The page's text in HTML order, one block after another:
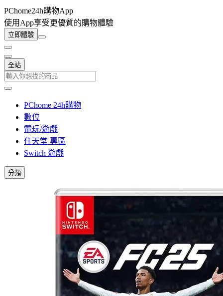
PChome24h購物App
使用App享受更優質的購物體驗
立即體驗
全站
PChome 24h購物
數位
電玩/遊戲
任天堂 專區
Switch 遊戲
分類